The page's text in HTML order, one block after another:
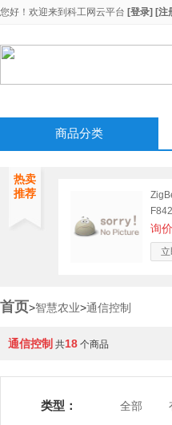
您好！欢迎来到 科工网云平台 [登录] [注
商品分类
热卖
推荐
询价
首页>智慧农业>通信控制
通信控制 共18 个商品
类型： 全部